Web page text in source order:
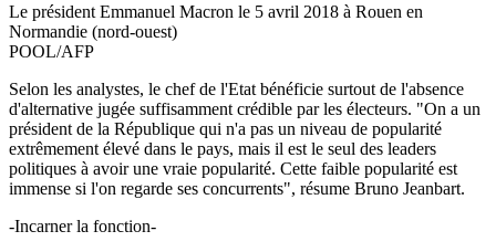
Le président Emmanuel Macron le 5 avril 2018 à Rouen en
Normandie (nord-ouest)
POOL/AFP
Selon les analystes, le chef de l'Etat bénéficie surtout de l'absence
d'alternative jugée suffisamment crédible par les électeurs. "On a un
président de la République qui n'a pas un niveau de popularité
extrêmement élevé dans le pays, mais il est le seul des leaders
politiques à avoir une vraie popularité. Cette faible popularité est
immense si l'on regarde ses concurrents", résume Bruno Jeanbart.
-Incarner la fonction-